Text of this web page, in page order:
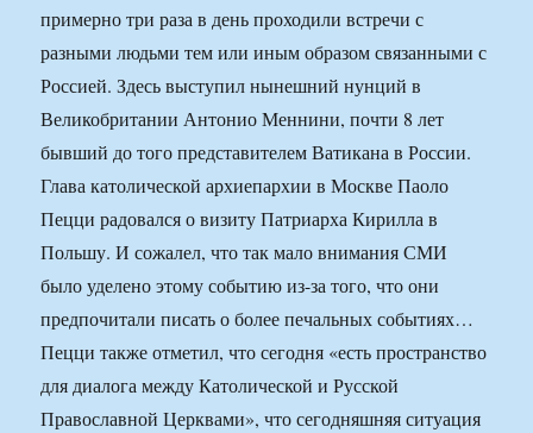
примерно три раза в день проходили встречи с
разными людьми тем или иным образом связанными с
Россией. Здесь выступил нынешний нунций в
Великобритании Антонио Меннини, почти 8 лет
бывший до того представителем Ватикана в России.
Глава католической архиепархии в Москве Паоло
Пецци радовался о визиту Патриарха Кирилла в
Польшу. И сожалел, что так мало внимания СМИ
было уделено этому событию из-за того, что они
предпочитали писать о более печальных событиях…
Пецци также отметил, что сегодня «есть пространство
для диалога между Католической и Русской
Православной Церквами», что сегодняшняя ситуация